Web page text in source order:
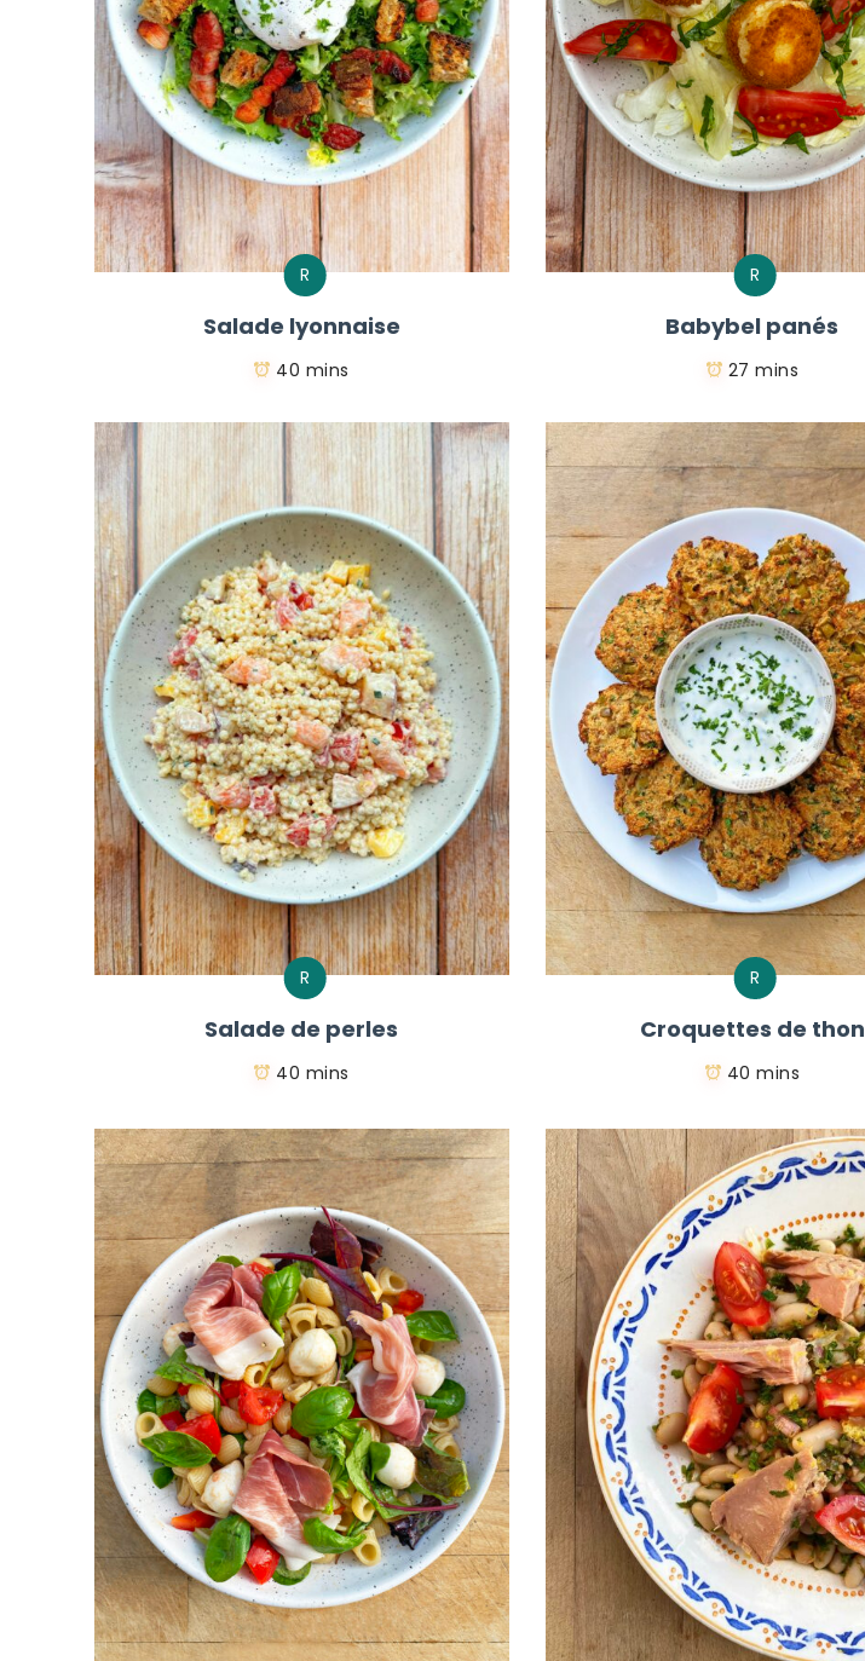
R
Salade lyonnaise
40 mins
R
Babybel panés
27 mins
R
Salade de perles
40 mins
R
Croquettes de thon
40 mins